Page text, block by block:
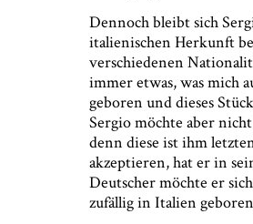
Dennoch bleibt sich
italienischen Herkunft
verschiedenen
immer etwas, was mich
geboren und dieses
Sergio möchte aber
denn diese ist ihm
akzeptieren, hat er in
Deutscher möchte er
zufällig in Italien